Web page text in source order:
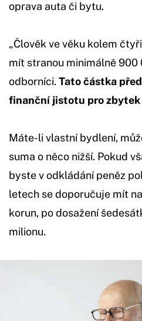
oprava auta či bytu.
„Člověk ve věku kolem
mít stranou minimálně 900
odborníci. Tato částka
finanční jistotu pro zbytek
Máte-li vlastní bydlení,
suma o něco nižší. Pokud
byste v odkládání peněz
letech se doporučuje mít
korun, po dosažení
milionu.